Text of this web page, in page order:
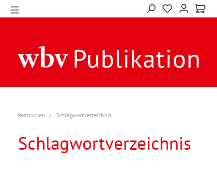
Ressourcen Schlagwortverzeichnis
Schlagwortverzeichnis